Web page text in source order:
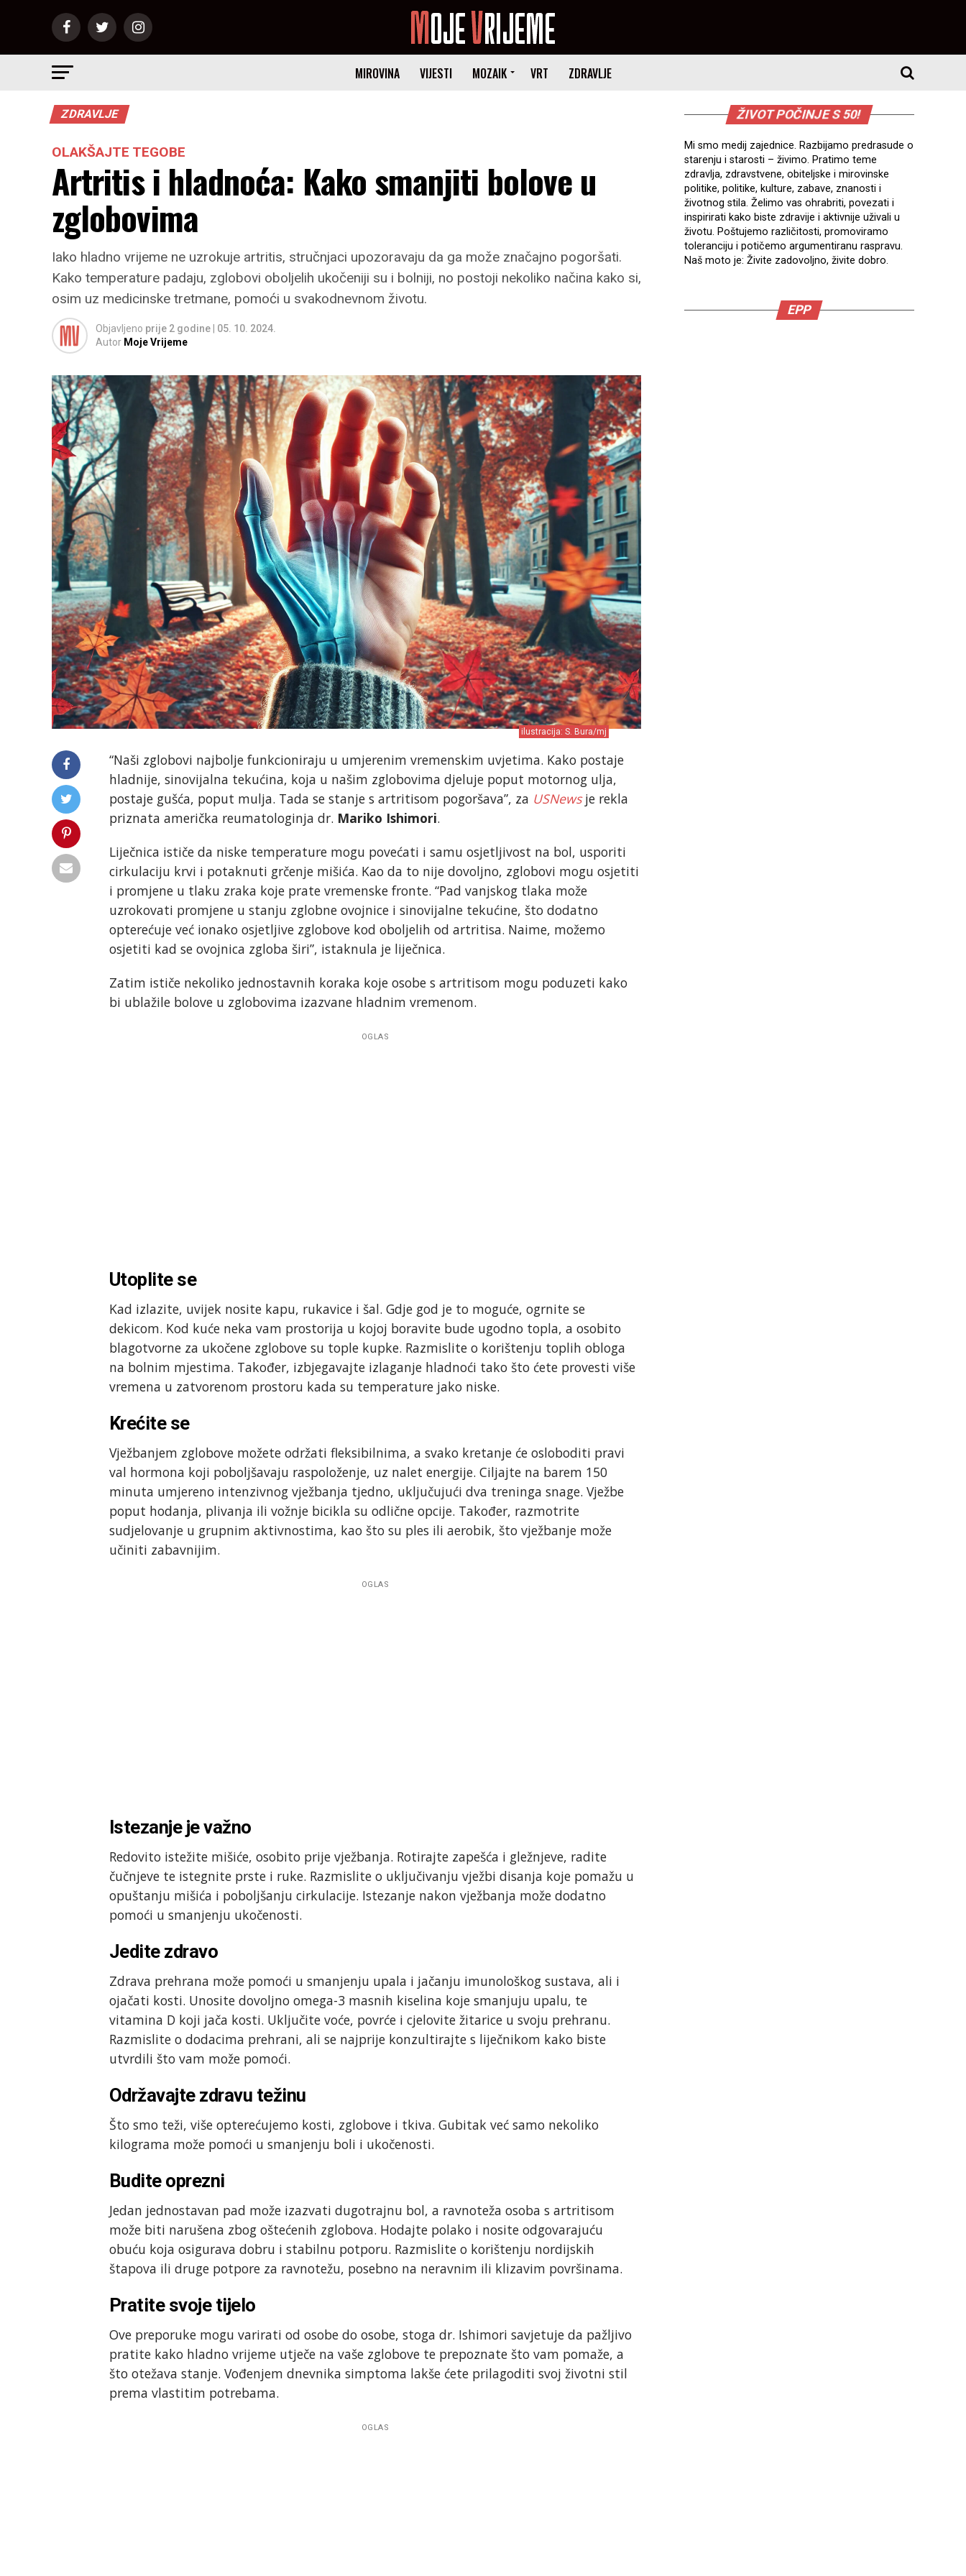
MIROVINA VIJESTI MOZAIK VRT ZDRAVLJE
ZDRAVLJE
OLAKŠAJTE TEGOBE
Artritis i hladnoća: Kako smanjiti bolove u
zglobovima
Iako hladno vrijeme ne uzrokuje artritis, stručnjaci upozoravaju da ga može značajno pogoršati.
Kako temperature padaju, zglobovi oboljelih ukočeniji su i bolniji, no postoji nekoliko načina kako si,
osim uz medicinske tretmane, pomoći u svakodnevnom životu.
Objavljeno prije 2 godine
05. 10. 2024.
Autor Moje Vrijeme
ilustracija: S. Bura/mj
“Naši zglobovi najbolje funkcioniraju u umjerenim vremenskim uvjetima. Kako postaje
hladnije, sinovijalna tekućina, koja u našim zglobovima djeluje poput motornog ulja,
postaje gušća, poput mulja. Tada se stanje s artritisom pogoršava”, za USNews je rekla
priznata američka reumatologinja dr. Mariko Ishimori.
Liječnica ističe da niske temperature mogu povećati i samu osjetljivost na bol, usporiti
cirkulaciju krvi i potaknuti grčenje mišića. Kao da to nije dovoljno, zglobovi mogu osjetiti
i promjene u tlaku zraka koje prate vremenske fronte. “Pad vanjskog tlaka može
uzrokovati promjene u stanju zglobne ovojnice i sinovijalne tekućine, što dodatno
opterećuje već ionako osjetljive zglobove kod oboljelih od artritisa. Naime, možemo
osjetiti kad se ovojnica zgloba širi”, istaknula je liječnica.
Zatim ističe nekoliko jednostavnih koraka koje osobe s artritisom mogu poduzeti kako
bi ublažile bolove u zglobovima izazvane hladnim vremenom.
OGLAS
Utoplite se
Kad izlazite, uvijek nosite kapu, rukavice i šal. Gdje god je to moguće, ogrnite se
dekicom. Kod kuće neka vam prostorija u kojoj boravite bude ugodno topla, a osobito
blagotvorne za ukočene zglobove su tople kupke. Razmislite o korištenju toplih obloga
na bolnim mjestima. Također, izbjegavajte izlaganje hladnoći tako što ćete provesti više
vremena u zatvorenom prostoru kada su temperature jako niske.
Krećite se
Vježbanjem zglobove možete održati fleksibilnima, a svako kretanje će osloboditi pravi
val hormona koji poboljšavaju raspoloženje, uz nalet energije. Ciljajte na barem 150
minuta umjereno intenzivnog vježbanja tjedno, uključujući dva treninga snage. Vježbe
poput hodanja, plivanja ili vožnje bicikla su odlične opcije. Također, razmotrite
sudjelovanje u grupnim aktivnostima, kao što su ples ili aerobik, što vježbanje može
učiniti zabavnijim.
OGLAS
Istezanje je važno
Redovito istežite mišiće, osobito prije vježbanja. Rotirajte zapešća i gležnjeve, radite
čučnjeve te istegnite prste i ruke. Razmislite o uključivanju vježbi disanja koje pomažu u
opuštanju mišića i poboljšanju cirkulacije. Istezanje nakon vježbanja može dodatno
pomoći u smanjenju ukočenosti.
Jedite zdravo
Zdrava prehrana može pomoći u smanjenju upala i jačanju imunološkog sustava, ali i
ojačati kosti. Unosite dovoljno omega-3 masnih kiselina koje smanjuju upalu, te
vitamina D koji jača kosti. Uključite voće, povrće i cjelovite žitarice u svoju prehranu.
Razmislite o dodacima prehrani, ali se najprije konzultirajte s liječnikom kako biste
utvrdili što vam može pomoći.
Održavajte zdravu težinu
Što smo teži, više opterećujemo kosti, zglobove i tkiva. Gubitak već samo nekoliko
kilograma može pomoći u smanjenju boli i ukočenosti.
Budite oprezni
Jedan jednostavan pad može izazvati dugotrajnu bol, a ravnoteža osoba s artritisom
može biti narušena zbog oštećenih zglobova. Hodajte polako i nosite odgovarajuću
obuću koja osigurava dobru i stabilnu potporu. Razmislite o korištenju nordijskih
štapova ili druge potpore za ravnotežu, posebno na neravnim ili klizavim površinama.
Pratite svoje tijelo
Ove preporuke mogu varirati od osobe do osobe, stoga dr. Ishimori savjetuje da pažljivo
pratite kako hladno vrijeme utječe na vaše zglobove te prepoznate što vam pomaže, a
što otežava stanje. Vođenjem dnevnika simptoma lakše ćete prilagoditi svoj životni stil
prema vlastitim potrebama.
OGLAS
ŽIVOT POČINJE S 50!
Mi smo medij zajednice. Razbijamo predrasude o
starenju i starosti – živimo. Pratimo teme
zdravlja, zdravstvene, obiteljske i mirovinske
politike, politike, kulture, zabave, znanosti i
životnog stila. Želimo vas ohrabriti, povezati i
inspirirati kako biste zdravije i aktivnije uživali u
životu. Poštujemo različitosti, promoviramo
toleranciju i potičemo argumentiranu raspravu.
Naš moto je: Živite zadovoljno, živite dobro.
EPP